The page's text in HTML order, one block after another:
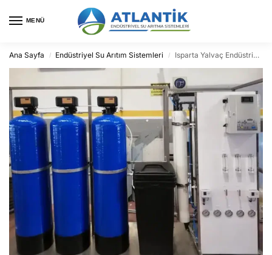
MENÜ
Ana Sayfa / Endüstriyel Su Arıtım Sistemleri / Isparta Yalvaç Endüstriyel Su Arıtma